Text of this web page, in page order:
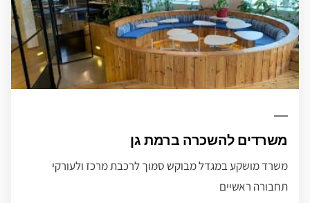
משרדים להשכרה ברמת גן
משרד מושקע במגדל מבוקש סמוך לרכבת מרכז ולעורקי
תחבורה ראשיים